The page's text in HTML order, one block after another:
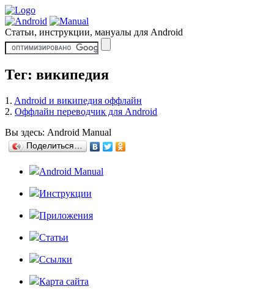
Статьи, инструкции, мануалы для Android
Тег: википедия
1. Android и википедия оффлайн
2. Оффлайн переводчик для Android
Вы здесь: Android Manual
Поделиться…
Android Manual
Инструкции
Приложения
Статьи
Ссылки
Карта сайта